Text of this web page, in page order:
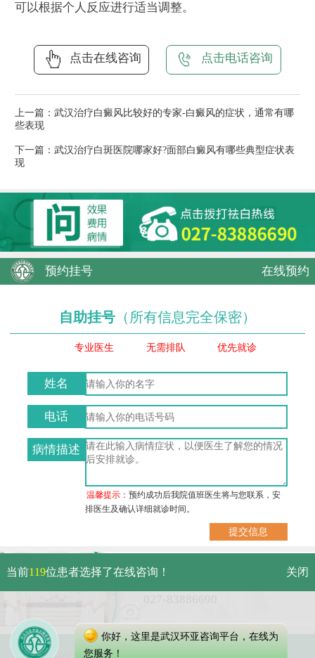
可以根据个人反应进行适当调整。
点击在线咨询 点击电话咨询
上一篇： 武汉治疗白癜风比较好的专家-白癜风的症状，通常有哪
些表现
下一篇： 武汉治疗白斑医院哪家好?面部白癜风有哪些典型症状表
现
预约挂号 在线预约
自助挂号 （所有信息完全保密）
专业医生 无需排队 优先就诊
姓名
电话
病情描述
温馨提示：预约成功后我院值班医生将与您联系，安
排医生及确认详细就诊时间。
武汉市硚口区解放大道479号
免费电话：
Copyright 2023 武汉环亚中医白癜风医院
当前119位患者选择了在线咨询！ 关闭
你好，这里是武汉环亚咨询平台，在线为
您服务！